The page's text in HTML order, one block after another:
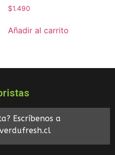
$1.490
Añadir al carrito
Escríbenos a